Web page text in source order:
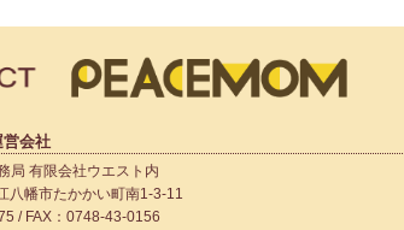
営会社
局 有限会社ウエスト内
八幡市たかかい町南1-3-11
/ FAX：0748-43-0156